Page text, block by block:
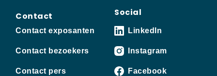
Contact
Contact exposanten
Contact bezoekers
Contact pers
Social
LinkedIn
Instagram
Facebook